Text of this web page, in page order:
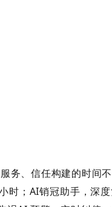
务、信任构建的时间
时； AI销冠助手，深